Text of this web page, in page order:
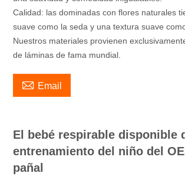
Calidad: las dominadas con flores naturales
suave como la seda y una textura suave
Nuestros materiales provienen
de láminas de fama mundial.
 Email
El bebé respirable disponible
entrenamiento del niño del
pañal